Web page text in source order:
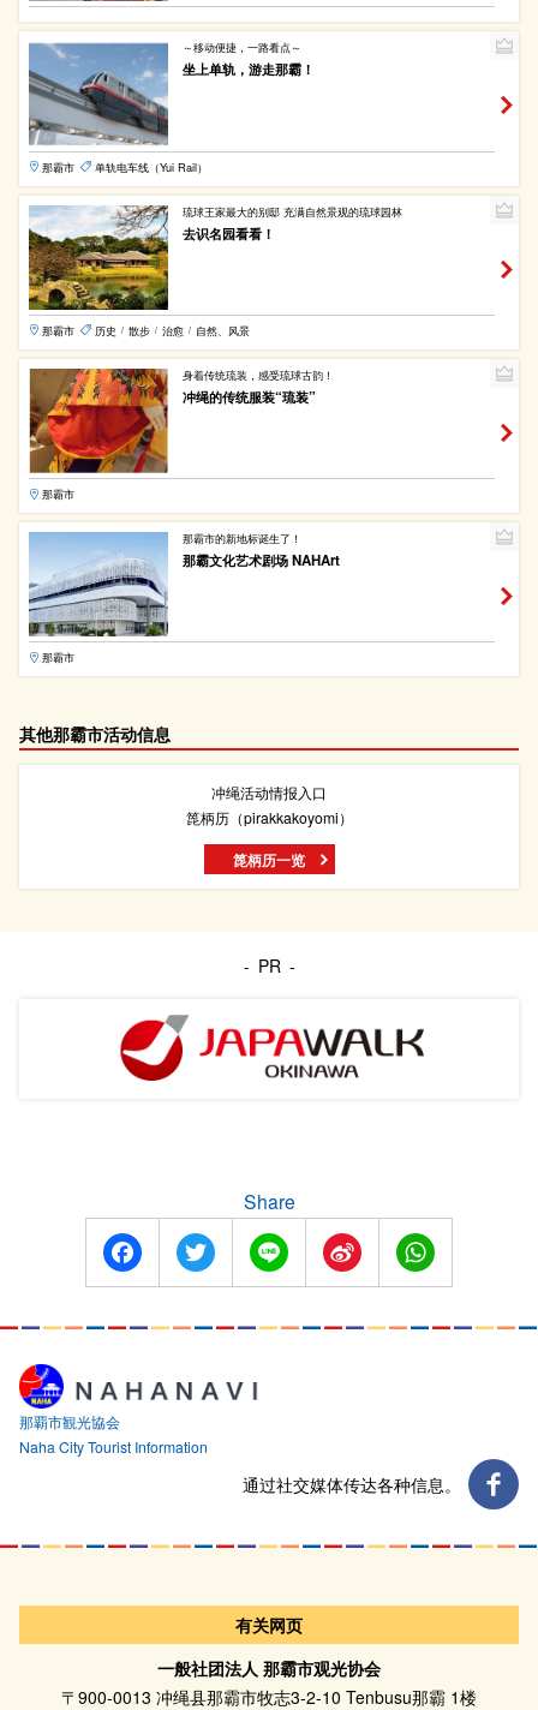
～移动便捷，一路看点～
坐上单轨，游走那霸！
那霸市 单轨电车线（Yui Rail）
琉球王家最大的别邸 充满自然景观的琉球园林
去识名园看看！
那霸市 历史 / 散步 / 治愈 / 自然、风景
身着传统琉装，感受琉球古韵！
冲绳的传统服装“琉装”
那霸市
那霸市的新地标诞生了！
那霸文化艺术剧场 NAHArt
那霸市
其他那霸市活动信息
冲绳活动情报入口
箆柄历（pirakkakoyomi）
箆柄历一览
PR
Share
FacebookTwitter Line
Sina
Weibo
WhatsApp
那覇市観光協会
Naha City Tourist Information
通过社交媒体传达各种信息。
有关网页
一般社团法人 那霸市观光协会
〒900-0013 冲绳县那霸市牧志3-2-10 Tenbusu那霸 1楼